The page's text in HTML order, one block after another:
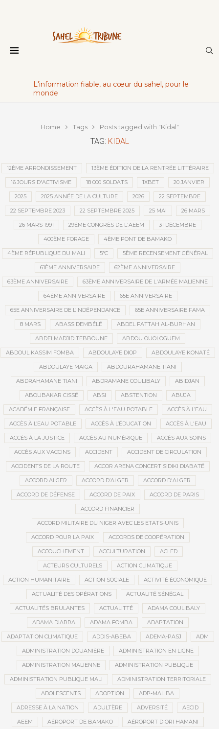
L'information fiable, au cœur du sahel, pour le
monde
Home Tags Posts tagged with "Kidal"
TAG: KIDAL
12ÈME ARRONDISSEMENT 13ÈME ÉDITION DE LA RENTRÉE LITTÉRAIRE
16 JOURS D'ACTIVISME 18 000 SOLDATS 1XBET 20 JANVIER
2025 2025 ANNÉE DE LA CULTURE 2026 22 SEPTEMBRE
22 SEPTEMBRE 2023 22 SEPTEMBRE 2025 25 MAI 26 MARS
26 MARS 1991 29ÈME CONGRÈS DE L'AEEM 31 DÉCEMBRE
400ÈME FORAGE 4ÈME PONT DE BAMAKO
4ÈME RÉPUBLIQUE DU MALI 5°C 5ÈME RECENSEMENT GÉNÉRAL
61ÈME ANNIVERSAIRE 62ÈME ANNIVERSAIRE
63ÈME ANNIVERSAIRE 63ÈME ANNIVERSAIRE DE L'ARMÉE MALIENNE
64ÈME ANNIVERSAIRE 65E ANNIVERSAIRE
65E ANNIVERSAIRE DE L’INDÉPENDANCE 65E ANNIVERSAIRE FAMA
8 MARS ABASS DEMBÉLÉ ABDEL FATTAH AL-BURHAN
ABDELMADJID TEBBOUNE ABDOU OUOLOGUEM
ABDOUL KASSIM FOMBA ABDOULAYE DIOP ABDOULAYE KONATÉ
ABDOULAYE MAÏGA ABDOURAHAMANE TIANI
ABDRAHAMANE TIANI ABDRAMANE COULIBALY ABIDJAN
ABOUBAKAR CISSÉ ABSI ABSTENTION ABUJA
ACADÉMIE FRANÇAISE ACCÈS À L'EAU POTABLE ACCÈS À L’EAU
ACCÈS À L’EAU POTABLE ACCÈS À L’ÉDUCATION ACCÈS À L'EAU
ACCÈS À LA JUSTICE ACCÈS AU NUMÉRIQUE ACCÈS AUX SOINS
ACCÈS AUX VACCINS ACCIDENT ACCIDENT DE CIRCULATION
ACCIDENTS DE LA ROUTE ACCOR ARENA CONCERT SIDIKI DIABATÉ
ACCORD ALGER ACCORD D’ALGER ACCORD D'ALGER
ACCORD DE DÉFENSE ACCORD DE PAIX ACCORD DE PARIS
ACCORD FINANCIER
ACCORD MILITAIRE DU NIGER AVEC LES ETATS-UNIS
ACCORD POUR LA PAIX ACCORDS DE COOPÉRATION
ACCOUCHEMENT ACCULTURATION ACLED
ACTEURS CULTURELS ACTION CLIMATIQUE
ACTION HUMANITAIRE ACTION SOCIALE ACTIVITÉ ÉCONOMIQUE
ACTUALITÉ DES OPÉRATIONS ACTUALITÉ SÉNÉGAL
ACTUALITÉS BRULANTES ACTUALITTÉ ADAMA COULIBALY
ADAMA DIARRA ADAMA FOMBA ADAPTATION
ADAPTATION CLIMATIQUE ADDIS-ABEBA ADEMA-PASJ ADM
ADMINISTRATION DOUANIÈRE ADMINISTRATION EN LIGNE
ADMINISTRATION MALIENNE ADMINISTRATION PUBLIQUE
ADMINISTRATION PUBLIQUE MALI ADMINISTRATION TERRITORIALE
ADOLESCENTS ADOPTION ADP-MALIBA
ADRESSE À LA NATION ADULTÈRE ADVERSITÉ AECID
AEEM AÉROPORT DE BAMAKO AÉROPORT DIORI HAMANI